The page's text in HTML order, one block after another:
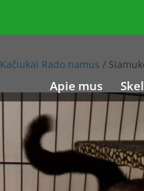
Apie mus
Kačiukai Rado namus /